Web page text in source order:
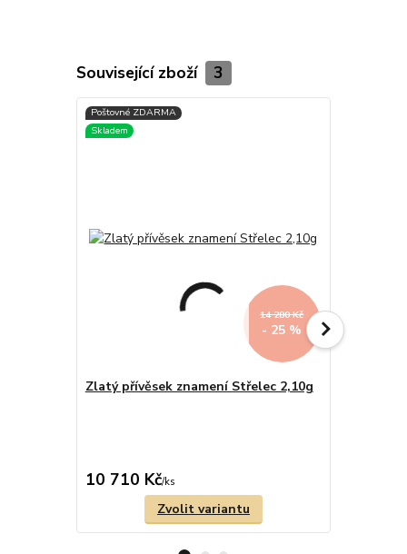
Související zboží 3
14 280 Kč
- 25 %
Zlatý přívěsek znamení Střelec 2,10g
10 710 Kč/ks
Zvolit variantu